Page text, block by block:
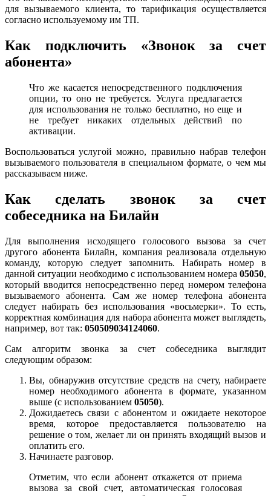
для вызываемого клиента, то тарификация осуществляется
согласно используемому им ТП.
Как подключить «Звонок за счет
абонента»
Что же касается непосредственного подключения
опции, то оно не требуется. Услуга предлагается
для использования не только бесплатно, но еще и
не требует никаких отдельных действий по
активации.
Воспользоваться услугой можно, правильно набрав телефон
вызываемого пользователя в специальном формате, о чем мы
рассказываем ниже.
Как сделать звонок за счет
собеседника на Билайн
Для выполнения исходящего голосового вызова за счет
другого абонента Билайн, компания реализовала отдельную
команду, которую следует запомнить. Набирать номер в
данной ситуации необходимо с использованием номера 05050,
который вводится непосредственно перед номером телефона
вызываемого абонента. Сам же номер телефона абонента
следует набирать без использования «восьмерки». То есть,
корректная комбинация для набора абонента может выглядеть,
например, вот так: 050509034124060.
Сам алгоритм звонка за счет собеседника выглядит
следующим образом:
Вы, обнаружив отсутствие средств на счету, набираете
номер необходимого абонента в формате, указанном
выше (с использованием 05050).
Дожидаетесь связи с абонентом и ожидаете некоторое
время, которое предоставляется пользователю на
решение о том, желает ли он принять входящий вызов и
оплатить его.
Начинаете разговор.
Отметим, что если абонент откажется от приема
вызова за свой счет, автоматическая голосовая